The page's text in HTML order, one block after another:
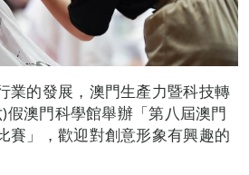
業的發展，澳門生產力暨科技轉
澳門科學館舉辦「第八屆澳門
賽」，歡迎對創意形象有興趣的